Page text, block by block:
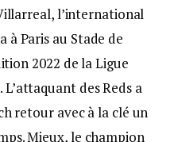
l’international
à Paris au Stade de
2022 de la Ligue
des Reds a
retour avec à la clé un
Mieux, le champion